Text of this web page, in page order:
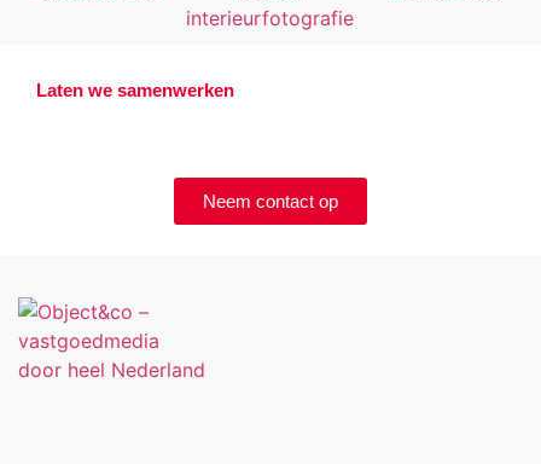
Laten we samenwerken
Neem contact op